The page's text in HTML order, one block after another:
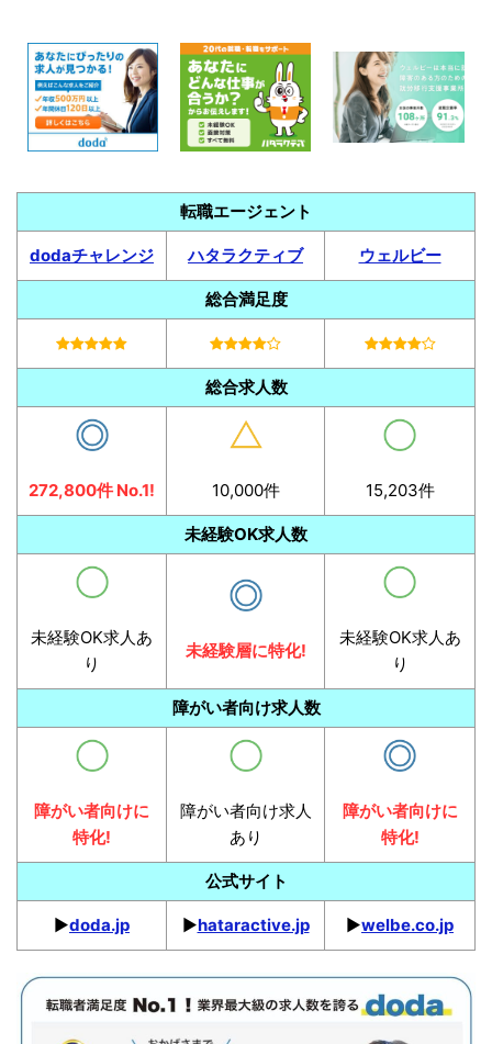
転職エージェント
dodaチャレンジ ハタラクティブ ウェルビー
総合満足度
総合求人数
272,800件 No.1! 10,000件 15,203件
未経験OK求人数
未経験OK求人あ
り
未経験層に特化!
未経験OK求人あ
り
障がい者向け求人数
障がい者向けに
特化!
障がい者向け求人
あり
障がい者向けに
特化!
公式サイト
▶︎doda.jp ▶︎hataractive.jp ▶︎welbe.co.jp